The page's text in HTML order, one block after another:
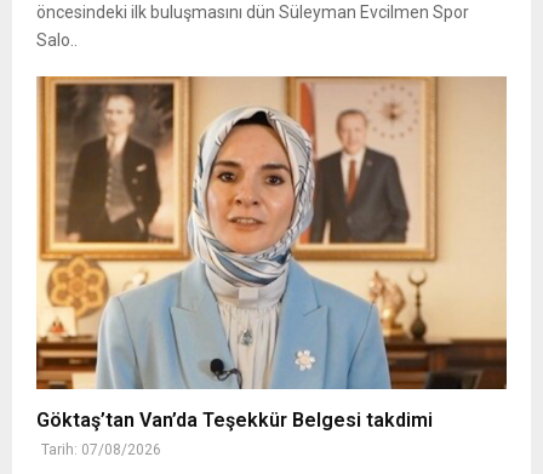
öncesindeki ilk buluşmasını dün Süleyman Evcilmen Spor
Salo..
Göktaş’tan Van’da Teşekkür Belgesi takdimi
Tarih: 07/08/2026